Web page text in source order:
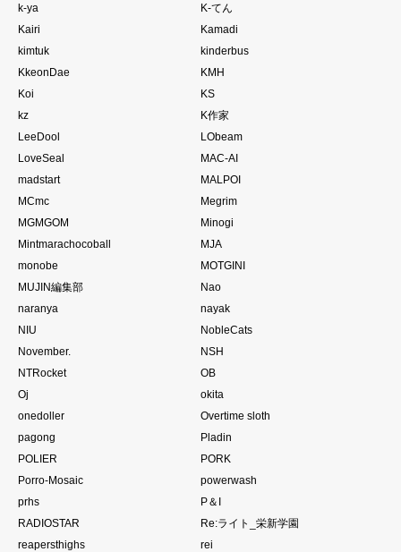
k-ya
K-てん
Kairi
Kamadi
kimtuk
kinderbus
KkeonDae
KMH
Koi
KS
kz
K作家
LeeDool
LObeam
LoveSeal
MAC-AI
madstart
MALPOI
MCmc
Megrim
MGMGOM
Minogi
Mintmarachocoball
MJA
monobe
MOTGINI
MUJIN編集部
Nao
naranya
nayak
NIU
NobleCats
November.
NSH
NTRocket
OB
Oj
okita
onedoller
Overtime sloth
pagong
Pladin
POLIER
PORK
Porro-Mosaic
powerwash
prhs
P＆I
RADIOSTAR
Re:ライト_栄新学園
reapersthighs
rei